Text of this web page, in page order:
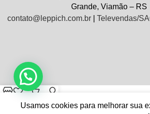
Grande, Viamão – RS
contato@leppich.com.br
Televendas/
Wishlist Minha conta
Usamos cookies para melhorar sua